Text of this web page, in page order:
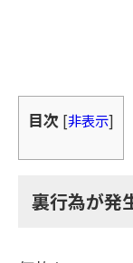
目次 [非表示]
裏行為が発